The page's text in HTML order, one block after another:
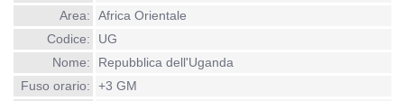
Area:
Africa Orientale
Codice:
UG
Nome:
Repubblica dell'Uganda
Fuso orario:
+3 GM